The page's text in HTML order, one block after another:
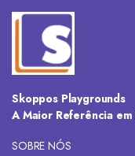
Skoppos Playgrounds
A Maior Referência em
SOBRE NÓS